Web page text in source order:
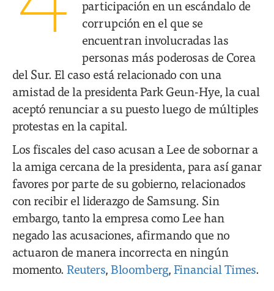
participación en un escándalo de
corrupción en el que se
encuentran involucradas las
personas más poderosas de Corea
del Sur. El caso está relacionado con una
amistad de la presidenta Park Geun-Hye, la cual
aceptó renunciar a su puesto luego de múltiples
protestas en la capital.
Los fiscales del caso acusan a Lee de sobornar a
la amiga cercana de la presidenta, para así ganar
favores por parte de su gobierno, relacionados
con recibir el liderazgo de Samsung. Sin
embargo, tanto la empresa como Lee han
negado las acusaciones, afirmando que no
actuaron de manera incorrecta en ningún
momento. Reuters, Bloomberg,Financial Times.